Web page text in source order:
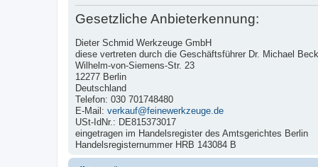
Gesetzliche Anbieterkennung:
Dieter Schmid Werkzeuge GmbH
diese vertreten durch die Geschäftsführer Dr. Michael Beck
Wilhelm-von-Siemens-Str. 23
12277 Berlin
Deutschland
Telefon: 030 701748480
E-Mail: verkauf@feinewerkzeuge.de
USt-IdNr.: DE815373017
eingetragen im Handelsregister des Amtsgerichtes Berlin
Handelsregisternummer HRB 143084 B